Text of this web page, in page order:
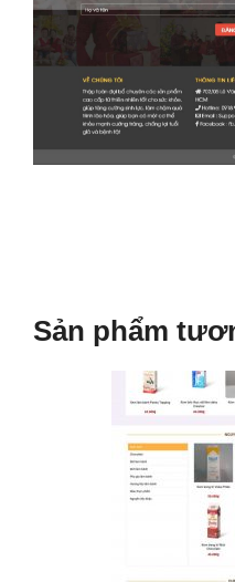
Sản phẩm